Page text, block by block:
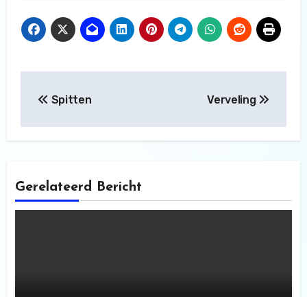
navigatie
Spitten Verveling
Gerelateerd Bericht